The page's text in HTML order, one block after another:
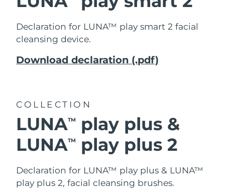
Declaration for LUNA™ play smart 2 facial
cleansing device.
Download declaration (.pdf)
COLLECTION
LUNATM
play plus &
LUNATM play plus 2
Declaration for LUNA™ play plus & LUNA™
play plus 2, facial cleansing brushes.